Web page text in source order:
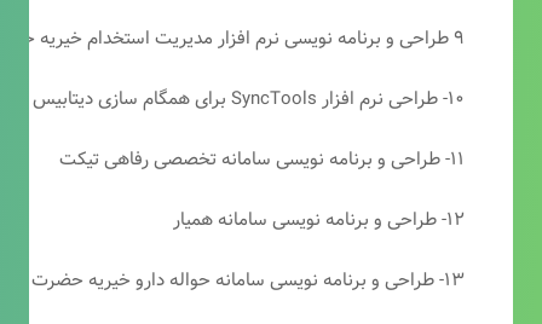
۹ طراحی و برنامه نویسی نرم افزار مدیریت استخدام خیریه حضرت ابوالفضل (ع)
۱۰- طراحی نرم افزار SyncTools برای همگام سازی دیتابیس های SQL Server
۱۱- طراحی و برنامه نویسی سامانه تخصصی رفاهی تیکت
۱۲- طراحی و برنامه نویسی سامانه همیار
۱۳- طراحی و برنامه نویسی سامانه حواله دارو خیریه حضرت ابوالفضل (ع)